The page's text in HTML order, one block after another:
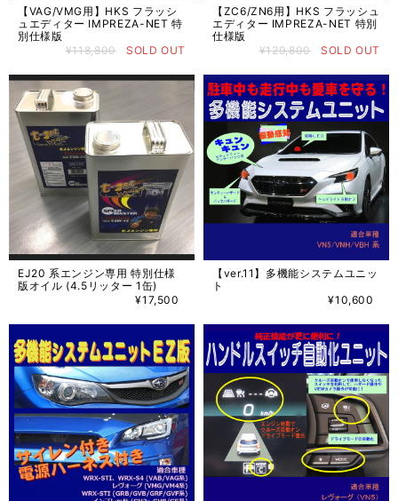
【VAG/VMG用】HKS フラッシ
ュエディター IMPREZA-NET 特
別仕様版
¥118,800
SOLD OUT
【ZC6/ZN6用】HKS フラッシュ
エディター IMPREZA-NET 特別
仕様版
¥129,800
SOLD OUT
EJ20 系エンジン専用 特別仕様
版オイル (4.5リッター 1缶)
¥17,500
【ver.11】多機能システムユニッ
ト
¥10,600